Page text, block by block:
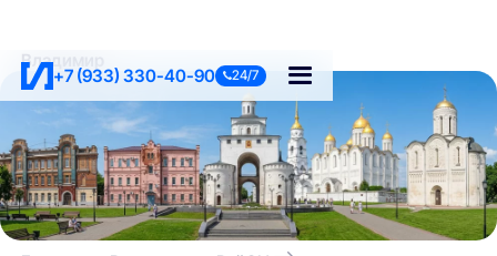
+7 (933) 330-40-90 24/7
Владимир